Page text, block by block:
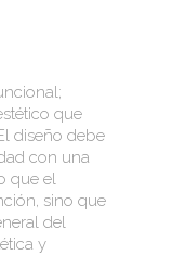
que
diseño debe
con una
que el
sino que
del
y